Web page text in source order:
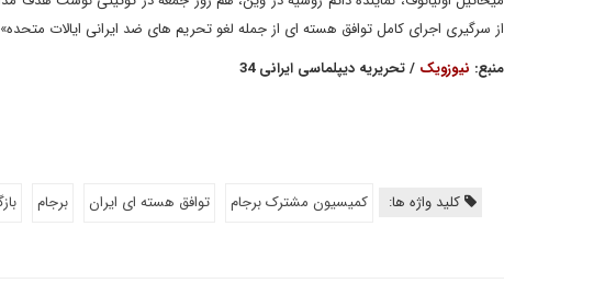
از سرگیری اجرای کامل توافق هسته ای از جمله لغو تحریم های ضد ایرانی ایالات
منبع: نیوزویک / تحریریه دیپلماسی ایرانی 34
کلید واژه ها: کمیسیون مشترک برجام توافق هسته ای ایران برجام